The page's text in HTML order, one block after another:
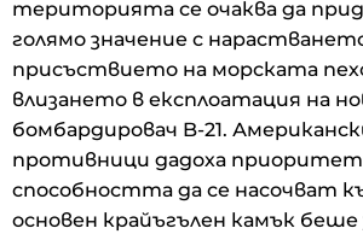
територията се очаква да
голямо значение с
присъствието на морската
влизането в експлоатация на
бомбардировач B-21.
противници дадоха
способността да се насочват
основен крайъгълен камък